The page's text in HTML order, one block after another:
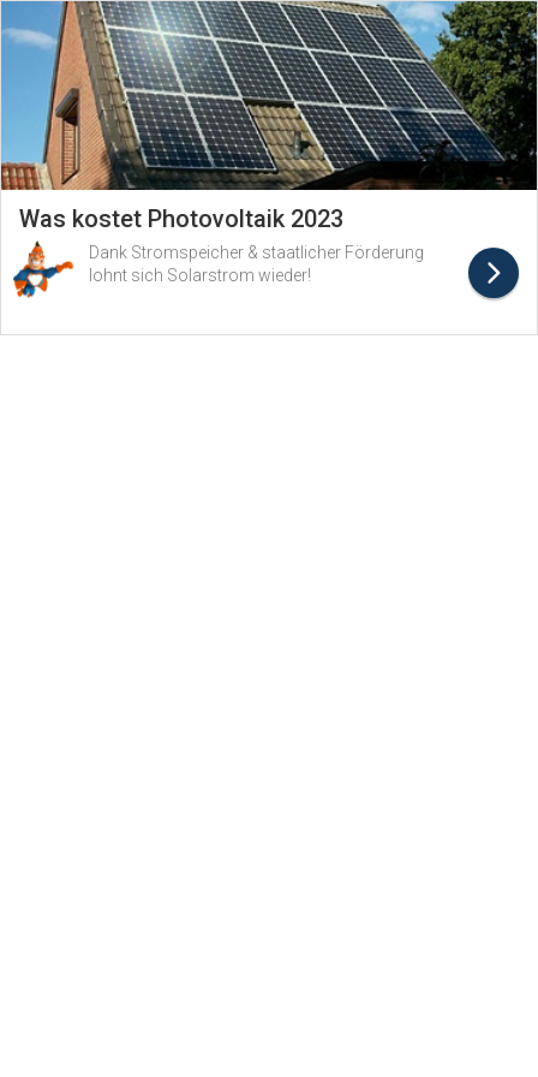
Was kostet Photovoltaik 2023
Dank Stromspeicher & staatlicher Förderung
lohnt sich Solarstrom wieder!